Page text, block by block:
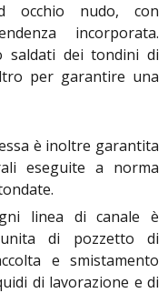
occhio nudo, con
incorporata.
saldati dei tondini di
per garantire una
è inoltre garantita
eseguite a norma
linea di canale è
di pozzetto di
e smistamento
di lavorazione e di